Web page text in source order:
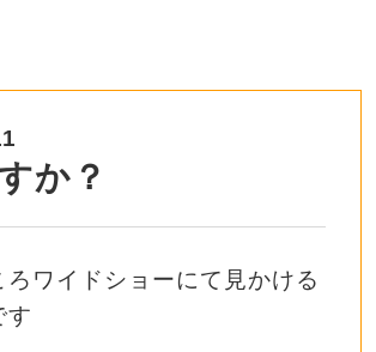
か？
ろワイドショーにて見かける
す